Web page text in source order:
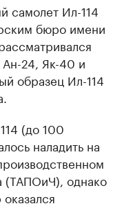
самолет Ил-114
бюро имени
Ан-24, Як-40 и
образец Ил-114
(до 100
наладить на
(ТАПОиЧ), однако